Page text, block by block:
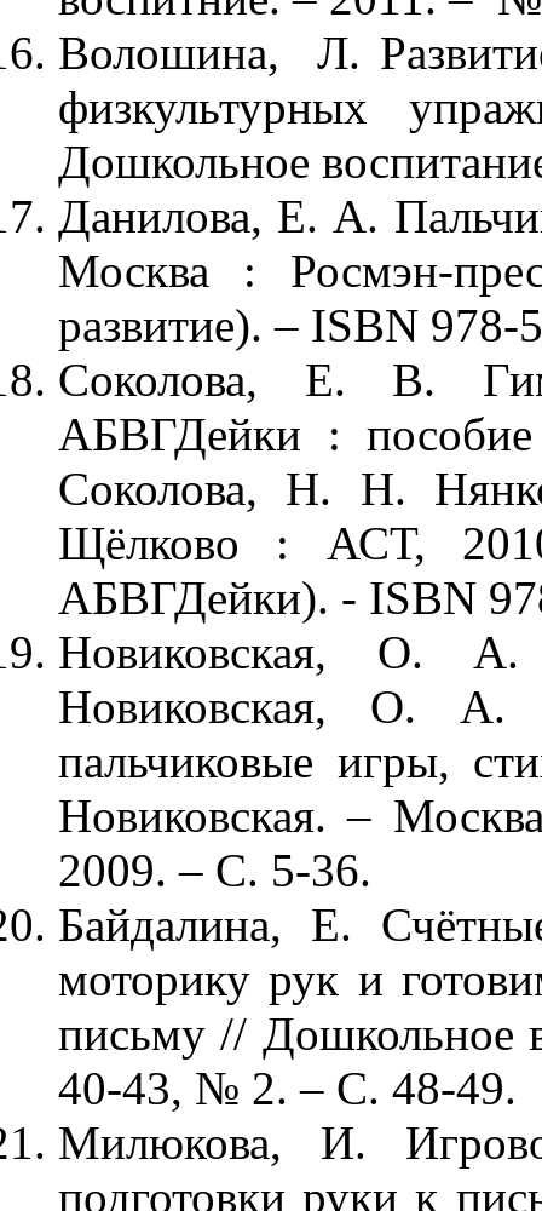
Волошина, Л.
физкультурных
Дошкольное
Данилова, Е. А.
Москва : Росмэн-
развитие). – ISBN 978-
Соколова, Е. В.
АБВГДейки :
Соколова, Н. Н.
Щёлково : АСТ,
АБВГДейки). - ISBN
Новиковская, О. А.
Новиковская, О. А.
пальчиковые игры,
Новиковская. –
2009. – С. 5-36.
Байдалина, Е.
моторику рук и
письму // Дошкольное
40-43, № 2. – С. 48-49.
Милюкова, И.
подготовки руки к